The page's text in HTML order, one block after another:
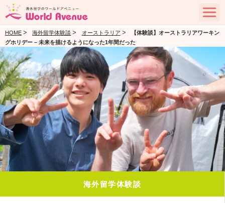
HOME > 海外留学体験談 > オーストラリア >
【体験談】オーストラリアワーキン
グホリデー – 未来を描けるようになった1年間だった
海外留学体験談